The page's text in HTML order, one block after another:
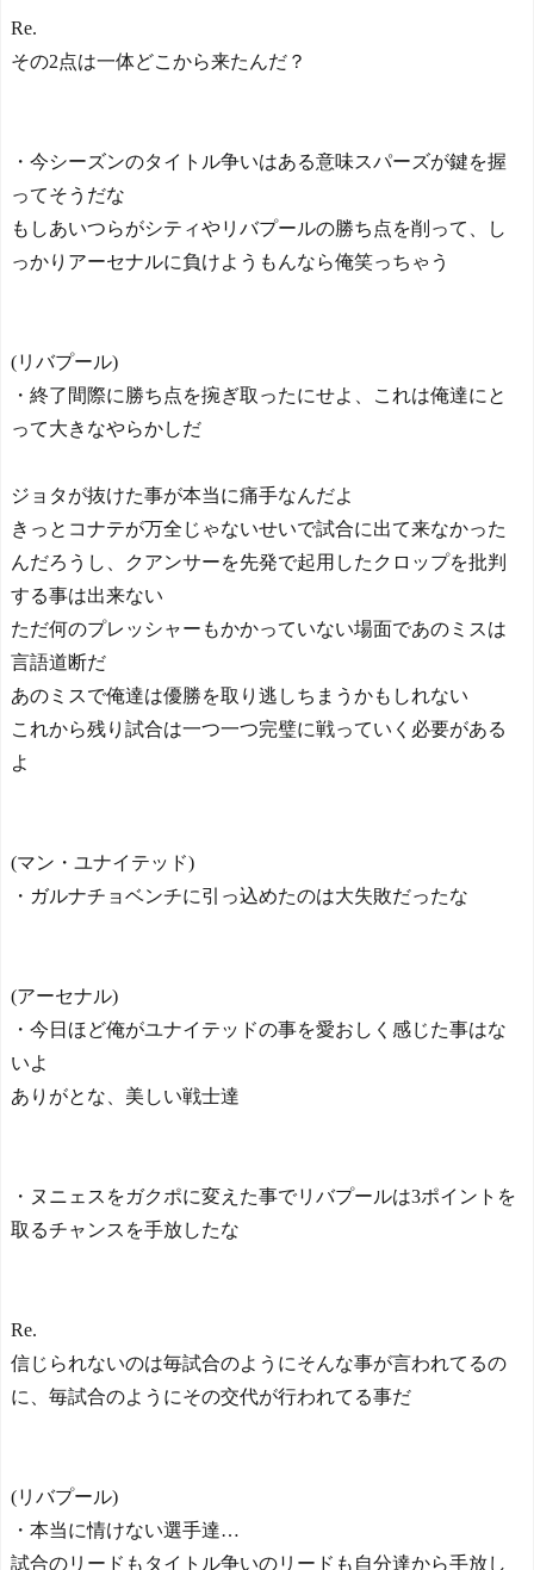
Re.
その2点は一体どこから来たんだ？
・今シーズンのタイトル争いはある意味スパーズが鍵を握
ってそうだな
もしあいつらがシティやリバプールの勝ち点を削って、し
っかりアーセナルに負けようもんなら俺笑っちゃう
(リバプール)
・終了間際に勝ち点を捥ぎ取ったにせよ、これは俺達にと
って大きなやらかしだ
ジョタが抜けた事が本当に痛手なんだよ
きっとコナテが万全じゃないせいで試合に出て来なかった
んだろうし、クアンサーを先発で起用したクロップを批判
する事は出来ない
ただ何のプレッシャーもかかっていない場面であのミスは
言語道断だ
あのミスで俺達は優勝を取り逃しちまうかもしれない
これから残り試合は一つ一つ完璧に戦っていく必要がある
よ
(マン・ユナイテッド)
・ガルナチョベンチに引っ込めたのは大失敗だったな
(アーセナル)
・今日ほど俺がユナイテッドの事を愛おしく感じた事はな
いよ
ありがとな、美しい戦士達
・ヌニェスをガクポに変えた事でリバプールは3ポイントを
取るチャンスを手放したな
Re.
信じられないのは毎試合のようにそんな事が言われてるの
に、毎試合のようにその交代が行われてる事だ
(リバプール)
・本当に情けない選手達…
試合のリードもタイトル争いのリードも自分達から手放し